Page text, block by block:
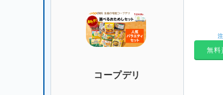
コープデリ
無料